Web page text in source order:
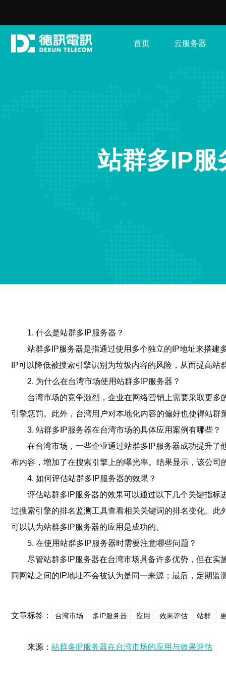
首页 云服务器
站群多IP服
1. 什么是站群多IP服务器？
站群多IP服务器是指通过使用多个独立的IP地址来搭
IP可以降低被搜索引擎识别为垃圾内容的风险，从而提高站
2. 为什么在台湾市场使用站群多IP服务器？
台湾市场的竞争激烈，企业在网络营销上需要采取更
引擎惩罚。此外，台湾用户对本地化内容的偏好也使得站
3. 站群多IP服务器在台湾市场的具体应用案例有哪些？
在台湾市场，一些企业通过站群多IP服务器成功提升
布内容，增加了在搜索引擎上的曝光率。结果显示，该公
4. 如何评估站群多IP服务器的效果？
评估站群多IP服务器的效果可以通过以下几个关键指
过搜索引擎的排名监测工具查看相关关键词的排名变化。
可以认为站群多IP服务器的应用是成功的。
5. 在使用站群多IP服务器时需要注意哪些问题？
尽管站群多IP服务器在台湾市场具备许多优势，但在
同网站之间的IP地址不会被认为是同一来源；最后，定期
文章标签： 台湾市场 多IP服务器 应用 效果评估 站群
来源： 站群多IP服务器在台湾市场的应用与效果评估